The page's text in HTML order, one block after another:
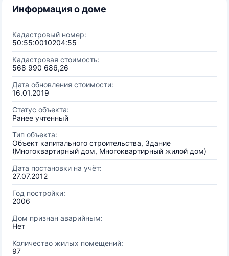
Информация о доме
Кадастровый номер:
50:55:0010204:55
Кадастровая стоимость:
568 990 686,26
Дата обновления стоимости:
16.01.2019
Статус объекта:
Ранее учтенный
Тип объекта:
Объект капитального строительства, Здание
(Многоквартирный дом, Многоквартирный жилой дом)
Дата постановки на учёт:
27.07.2012
Год постройки:
2006
Дом признан аварийным:
Нет
Количество жилых помещений:
97